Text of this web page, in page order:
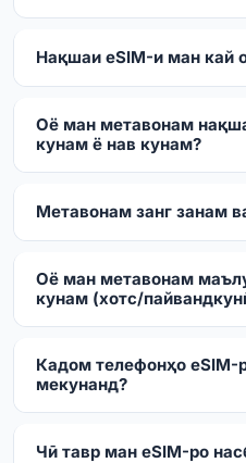
Нақшаи eSIM-и ман кай
Оё ман метавонам
кунам ё нав кунам?
Метавонам занг занам
Оё ман метавонам
кунам (хотс/
Кадом телефонҳо eSIM-
мекунанд?
Чӣ тавр ман eSIM-ро